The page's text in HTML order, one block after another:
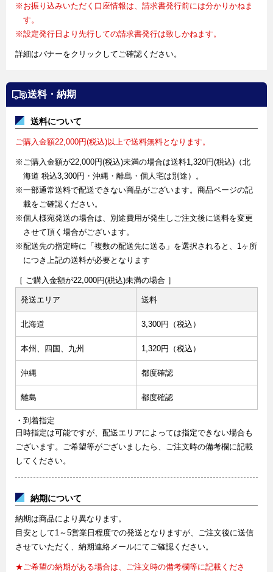
※お振り込みいただく口座情報は、請求書発行前には分かりかねま
す。
※設定発行日より先行しての請求書発行は致しかねます。
詳細はバナーをクリックしてご確認ください。
送料・納期
送料について
ご購入金額22,000円(税込)以上で送料無料となります。
※ご購入金額が22,000円(税込)未満の場合は送料1,320円(税込)（北
海道 税込3,300円・沖縄・離島・個人宅は別途）。
※一部通常送料で配送できない商品がございます。商品ページの記
載をご確認ください。
※個人様宛発送の場合は、別途費用が発生しご注文後に送料を変更
させて頂く場合がございます。
※配送先の指定時に「複数の配送先に送る」を選択されると、1ヶ所
につき上記の送料が必要となります
［ ご購入金額が22,000円(税込)未満の場合 ］
発送エリア 送料
北海道 3,300円（税込）
本州、四国、九州 1,320円（税込）
沖縄 都度確認
離島 都度確認
・到着指定
日時指定は可能ですが、配送エリアによっては指定できない場合も
ございます。ご希望等がございましたら、ご注文時の備考欄に記載
してください。
納期について
納期は商品により異なります。
目安として1～5営業日程度での発送となりますが、ご注文後に送信
させていただく、納期連絡メールにてご確認ください。
★ご希望の納期がある場合は、ご注文時の備考欄等に記載くださ